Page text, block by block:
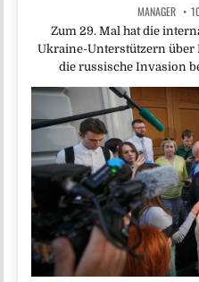
MANAGER
Zum 29. Mal hat die
Ukraine-Unterstützern
die russische Invasion